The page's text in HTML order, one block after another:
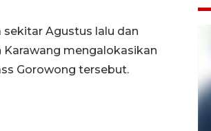
Agustus lalu dan
mengalokasikan
Gorowong tersebut.